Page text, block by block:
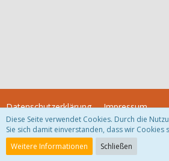
Datenschutzerklärung Impressum
Community-Software:
Diese Seite verwendet Cookies. Durch die
Sie sich damit einverstanden, dass wir Cookies
Weitere Informationen
Schließen